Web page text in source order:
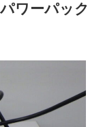
ワーパック